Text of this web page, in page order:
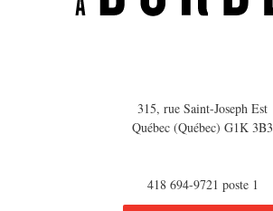
315, rue Saint-Joseph Est
Québec (Québec) G1K 3B3
418 694-9721 poste 1